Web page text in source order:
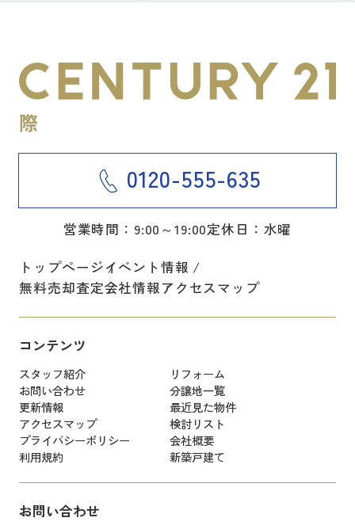
0120-555-635
営業時間：9:00～19:00定休日：水曜
トップページイベント情報
無料売却査定会社情報アクセスマップ
コンテンツ
スタッフ紹介
リフォーム
お問い合わせ
分譲地一覧
更新情報
最近見た物件
アクセスマップ
検討リスト
プライバシーポリシー
会社概要
利用規約
新築戸建て
お問い合わせ